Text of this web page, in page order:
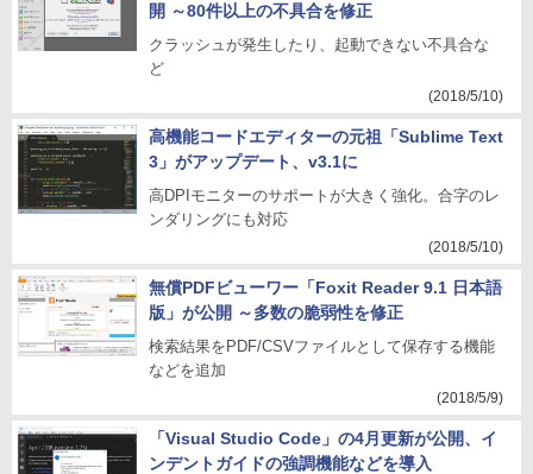
開 ～80件以上の不具合を修正
クラッシュが発生したり、起動できない不具合な
ど
(2018/5/10)
高機能コードエディターの元祖「Sublime Text
3」がアップデート、v3.1に
高DPIモニターのサポートが大きく強化。合字のレ
ンダリングにも対応
(2018/5/10)
無償PDFビューワー「Foxit Reader 9.1 日本語
版」が公開 ～多数の脆弱性を修正
検索結果をPDF/CSVファイルとして保存する機能
などを追加
(2018/5/9)
「Visual Studio Code」の4月更新が公開、イ
ンデントガイドの強調機能などを導入